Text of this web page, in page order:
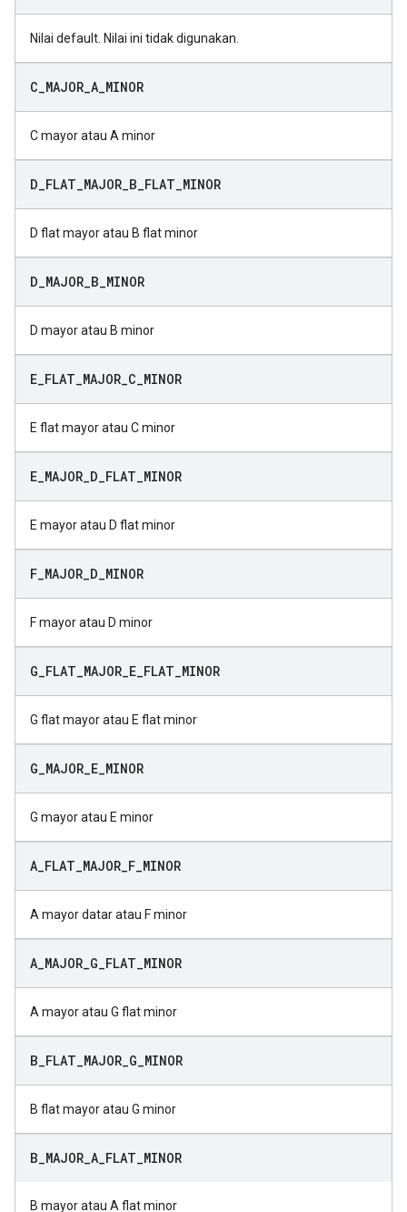
Nilai default. Nilai ini tidak digunakan.
C MAJOR A MINOR
C mayor atau A minor
D FLAT MAJOR B FLAT MINOR
D flat mayor atau B flat minor
D MAJOR B MINOR
D mayor atau B minor
E FLAT MAJOR C MINOR
E flat mayor atau C minor
E MAJOR D FLAT MINOR
E mayor atau D flat minor
F MAJOR D MINOR
F mayor atau D minor
G FLAT MAJOR E FLAT MINOR
G flat mayor atau E flat minor
G MAJOR E MINOR
G mayor atau E minor
A FLAT MAJOR F MINOR
A mayor datar atau F minor
A MAJOR G FLAT MINOR
A mayor atau G flat minor
B FLAT MAJOR G MINOR
B flat mayor atau G minor
B MAJOR A FLAT MINOR
B mayor atau A flat minor